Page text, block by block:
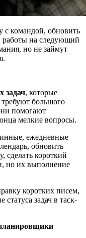
с командой, обновить
работы на следующий
но не займут
задач, которые
большого
помогают
мелкие вопросы.
ежедневные
обновить
сделать короткий
но их выполнение
коротких писем,
задач в таск-